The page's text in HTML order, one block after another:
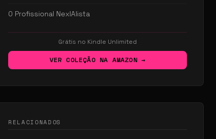
O Profissional NexIAlista
Grátis no Kindle Unlimited
VER COLEÇÃO NA AMAZON →
RELACIONADOS